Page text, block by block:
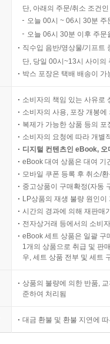
단, 아래의 주문/취소 조건
오늘 00시 ~ 06시 30분
오늘 06시 30분 이후 주
직수입 음반/영상물/기프트
단, 당일 00시~13시 사이의
박스 포장은 택배 배송이
소비자의 책임 있는 사유로
소비자의 사용, 포장 개봉
복제가 가능한 상품 등의
소비자의 요청에 따라 개별
디지털 컨텐츠인 eBook,
eBook 대여 상품은 대여 기
모바일 쿠폰 등록 후 취소/
중고상품이 구매확정(자동
LP상품의 재생 불량 원인
시간의 경과에 의해 재판매
전자상거래 등에서의 소비
eBook 세트 상품은 일괄 구
1개의 상품으로 취급 및 판
우, 세트 상품 전부 및 세트
상품의 불량에 의한 반품,
준하여 처리됨
대금 환불 및 환불 지연에